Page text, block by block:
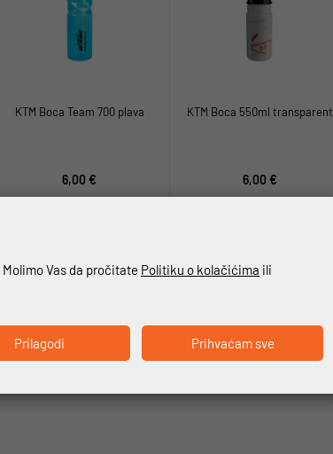
KTM Boca Team 700 plava
6,00 €
KTM Boca 550ml transparent
6,00 €
Vas da pročitate Politiku o kolačićima ili
Prilagodi Prihvaćam sve